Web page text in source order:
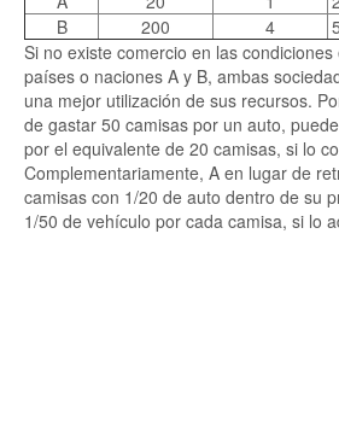
B
200 4
Si no existe comercio en las
países o naciones A y B, ambas
una mejor utilización de sus recursos.
de gastar 50 camisas por un auto,
por el equivalente de 20 camisas, si lo
Complementariamente, A en lugar de
camisas con 1/20 de auto dentro de su
1/50 de vehículo por cada camisa, si lo